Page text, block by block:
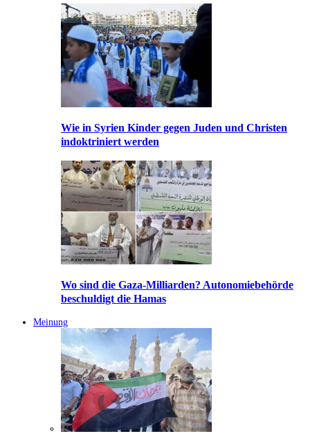
Wie in Syrien Kinder gegen Juden und Christen
indoktriniert werden
Wo sind die Gaza-Milliarden? Autonomiebehörde
beschuldigt die Hamas
Meinung